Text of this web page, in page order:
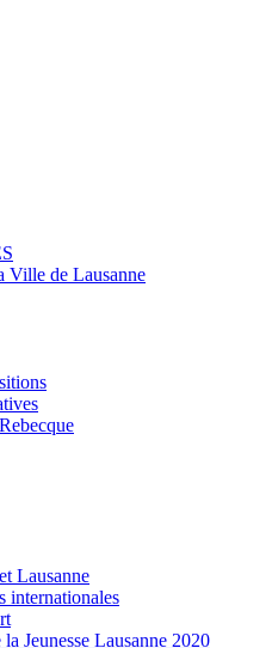
Ville de Lausanne
Lausanne
internationales
Jeunesse Lausanne 2020